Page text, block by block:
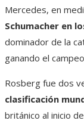
Mercedes, en
Schumacher en
dominador de la
ganando el
Rosberg fue dos
clasificación
británico al inicio